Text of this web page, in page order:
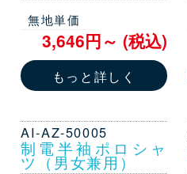
無地単価
3,646円～ (税込)
もっと詳しく
AI-AZ-50005
制電半袖ポロシャ
ツ（男女兼用）